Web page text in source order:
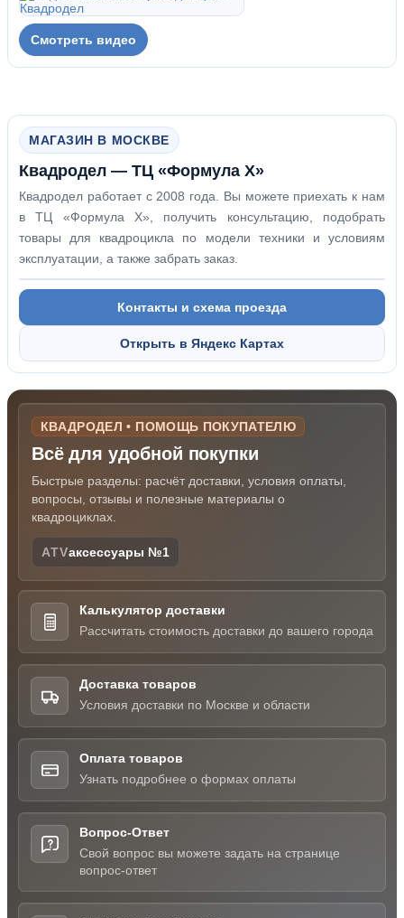
Смотреть видео
МАГАЗИН В МОСКВЕ
Квадродел — ТЦ «Формула Х»
Квадродел работает с 2008 года. Вы можете приехать к нам
в ТЦ «Формула Х», получить консультацию, подобрать
товары для квадроцикла по модели техники и условиям
эксплуатации, а также забрать заказ.
Контакты и схема проезда
Открыть в Яндекс Картах
КВАДРОДЕЛ • ПОМОЩЬ ПОКУПАТЕЛЮ
Всё для удобной покупки
Быстрые разделы: расчёт доставки, условия оплаты,
вопросы, отзывы и полезные материалы о
квадроциклах.
ATVаксессуары №1
Калькулятор доставки
Рассчитать стоимость доставки до вашего города
Доставка товаров
Условия доставки по Москве и области
Оплата товаров
Узнать подробнее о формах оплаты
Вопрос-Ответ
Свой вопрос вы можете задать на странице
вопрос-ответ